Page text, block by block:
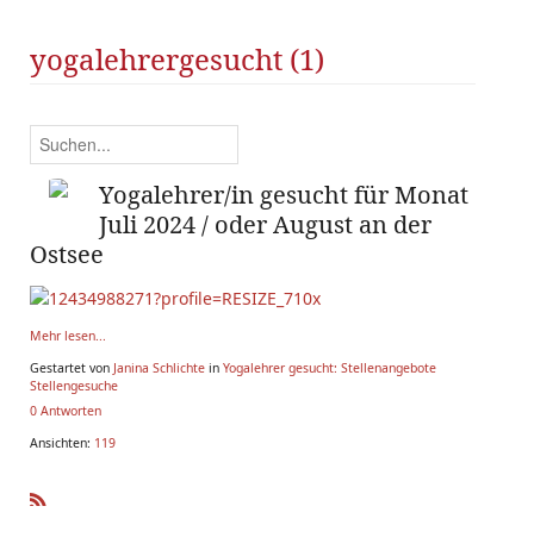
yogalehrergesucht (1)
Yogalehrer/in gesucht für Monat
Juli 2024 / oder August an der
Ostsee
Mehr lesen...
Gestartet von Janina Schlichte in Yogalehrer gesucht: Stellenangebote
Stellengesuche
0 Antworten
Ansichten: 119